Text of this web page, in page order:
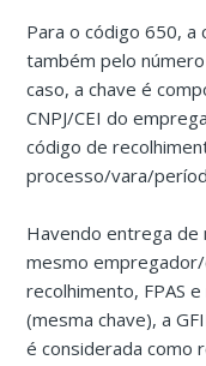
Para o código 650, a
também pelo
caso, a chave é
CNPJ/CEI do
código de
processo/vara/
Havendo entrega de
mesmo
recolhimento, FPAS
(mesma chave), a
é considerada como